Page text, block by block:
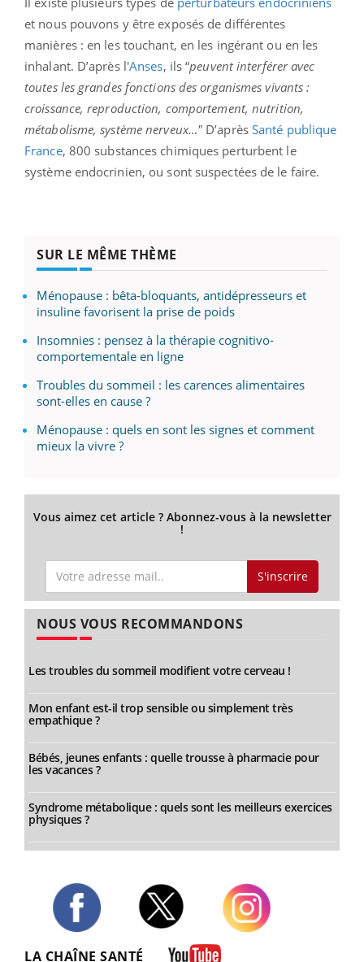
et nous pouvons y être exposés de différentes
manières : en les touchant, en les ingérant ou en les
inhalant. D’après l'Anses, ils “peuvent interférer avec
toutes les grandes fonctions des organismes vivants :
croissance, reproduction, comportement, nutrition,
métabolisme, système nerveux…" D’après Santé publique
France, 800 substances chimiques perturbent le
système endocrinien, ou sont suspectées de le faire.
SUR LE MÊME THÈME
Ménopause : bêta-bloquants, antidépresseurs et
insuline favorisent la prise de poids
Insomnies : pensez à la thérapie cognitivo-
comportementale en ligne
Troubles du sommeil : les carences alimentaires
sont-elles en cause ?
Ménopause : quels en sont les signes et comment
mieux la vivre ?
Vous aimez cet article ? Abonnez-vous à la newsletter
!
S'inscrire
NOUS VOUS RECOMMANDONS
Les troubles du sommeil modifient votre cerveau !
Mon enfant est-il trop sensible ou simplement très
empathique ?
Bébés, jeunes enfants : quelle trousse à pharmacie pour
les vacances ?
Syndrome métabolique : quels sont les meilleurs exercices
physiques ?